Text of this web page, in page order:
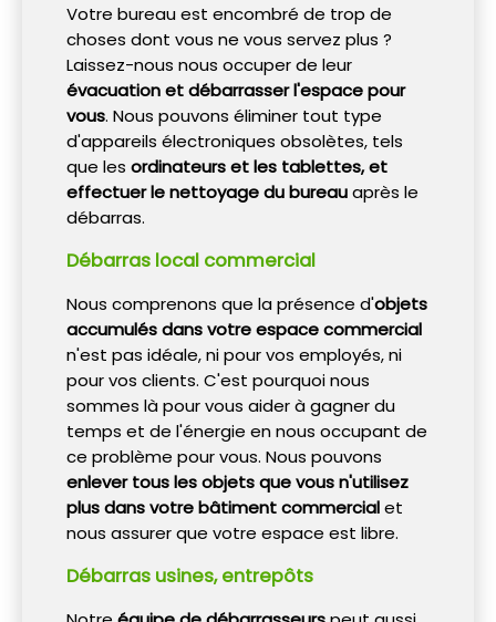
Votre bureau est encombré de trop de
choses dont vous ne vous servez plus ?
Laissez-nous nous occuper de leur
évacuation et débarrasser l'espace pour
vous. Nous pouvons éliminer tout type
d'appareils électroniques obsolètes, tels
que les ordinateurs et les tablettes, et
effectuer le nettoyage du bureauaprès le
débarras.
Débarras local commercial
Nous comprenons que la présence d'objets
accumulés dans votre espace commercial
n'est pas idéale, ni pour vos employés, ni
pour vos clients. C'est pourquoi nous
sommes là pour vous aider à gagner du
temps et de l'énergie en nous occupant de
ce problème pour vous. Nous pouvons
enlever tous les objets que vous n'utilisez
plus dans votre bâtiment commercialet
nous assurer que votre espace est libre.
Débarras usines, entrepôts